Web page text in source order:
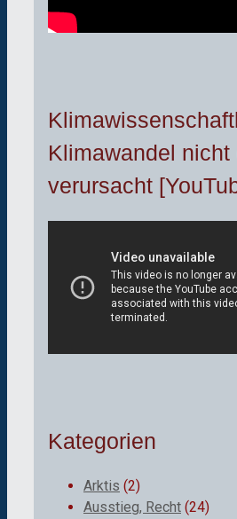
Klimawandel nicht
verursacht
Kategorien
Arktis (2)
Ausstieg, Recht (24)